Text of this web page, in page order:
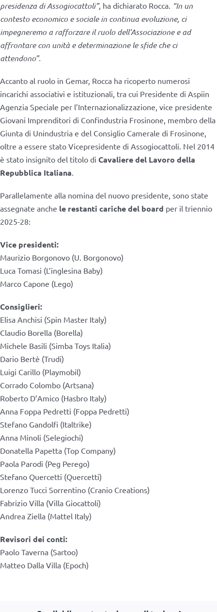
presidenza di Assogiocattoli”, ha dichiarato Rocca. “In un
contesto economico e sociale in continua evoluzione, ci
impegneremo a rafforzare il ruolo dell’Associazione e ad
affrontare con unità e determinazione le sfide che ci
attendono”.
Accanto al ruolo in Gemar, Rocca ha ricoperto numerosi
incarichi associativi e istituzionali, tra cui Presidente di Aspiin
Agenzia Speciale per l’Internazionalizzazione, vice presidente
Giovani Imprenditori di Confindustria Frosinone, membro della
Giunta di Unindustria e del Consiglio Camerale di Frosinone,
oltre a essere stato Vicepresidente di Assogiocattoli. Nel 2014
è stato insignito del titolo di Cavaliere del Lavoro della
Repubblica Italiana.
Parallelamente alla nomina del nuovo presidente, sono state
assegnate anche le restanti cariche del board per il triennio
2025-28:
Vice presidenti:
Maurizio Borgonovo (U. Borgonovo)
Luca Tomasi (L’inglesina Baby)
Marco Capone (Lego)
Consiglieri:
Elisa Anchisi (Spin Master Italy)
Claudio Borella (Borella)
Michele Basili (Simba Toys Italia)
Dario Bertè (Trudi)
Luigi Carillo (Playmobil)
Corrado Colombo (Artsana)
Roberto D’Amico (Hasbro Italy)
Anna Foppa Pedretti (Foppa Pedretti)
Stefano Gandolfi (Italtrike)
Anna Minoli (Selegiochi)
Donatella Papetta (Top Company)
Paola Parodi (Peg Perego)
Stefano Quercetti (Quercetti)
Lorenzo Tucci Sorrentino (Cranio Creations)
Fabrizio Villa (Villa Giocattoli)
Andrea Ziella (Mattel Italy)
Revisori dei conti:
Paolo Taverna (Sartoo)
Matteo Dalla Villa (Epoch)